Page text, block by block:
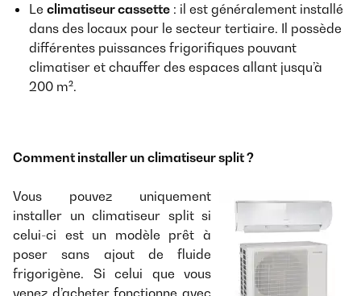
Le climatiseur cassette : il est généralement installé
dans des locaux pour le secteur tertiaire. Il possède
différentes puissances frigorifiques pouvant
climatiser et chauffer des espaces allant jusqu’à
200 m².
Comment installer un climatiseur split ?
Vous pouvez uniquement
installer un climatiseur split si
celui-ci est un modèle prêt à
poser sans ajout de fluide
frigorigène. Si celui que vous
venez d’acheter fonctionne avec